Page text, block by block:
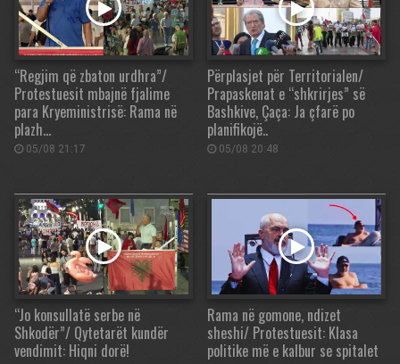
“Regjim që zbaton urdhra”/
Protestuesit mbajnë fjalime
para Kryeministrisë: Rama në
plazh…
05/08 21:17
Përplasjet për Territorialen/
Prapaskenat e “shkrirjes” së
Bashkive, Çaça: Ja çfarë po
planifikojë..
05/08 20:48
“Jo konsullatë serbe në
Shkodër”/ Qytetarët kundër
vendimit: Hiqni dorë!
Rama në gomone, ndizet
sheshi/ Protestuesit: Klasa
politike më e kalbur se spitalet